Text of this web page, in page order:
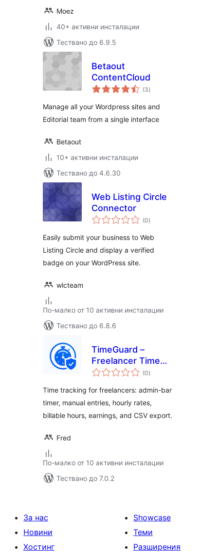
Moez
40+ активни инсталации
Тествано до 6.9.5
Betaout
ContentCloud
(3общо
оценки
)
Manage all your Wordpress sites and
Editorial team from a single interface
Betaout
10+ активни инсталации
Тествано до 4.6.30
Web Listing Circle
Connector
(0общо
оценки
)
Easily submit your business to Web
Listing Circle and display a verified
badge on your WordPress site.
wlcteam
По-малко от 10 активни инсталации
Тествано до 6.8.6
TimeGuard –
Freelancer Time
Log Pro
(0общо
оценки
)
Time tracking for freelancers: admin-bar
timer, manual entries, hourly rates,
billable hours, earnings, and CSV export.
Fred
По-малко от 10 активни инсталации
Тествано до 7.0.2
За нас
Новини
Хостинг
Showcase
Теми
Разширения